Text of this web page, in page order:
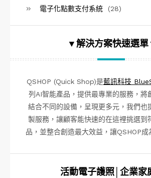
電子化點數支付系統 (28)
▼解決方案快速選
QSHOP (Quick Shop)是藍訊科技
列AI智能產品，提供最專業的服務，將
結合不同的設備，呈現更多元，我們也
製服務，讓顧客能快速的在這裡挑選到
品，並整合創造最大效益，讓QSHOP成
活動電子護照│企業家